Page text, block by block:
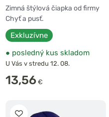
Zimná štýlová čiapka od firmy
Chyť a pusť.
Exkluzívne
● posledný kus skladom
U Vás v stredu 12. 08.
13,56 €